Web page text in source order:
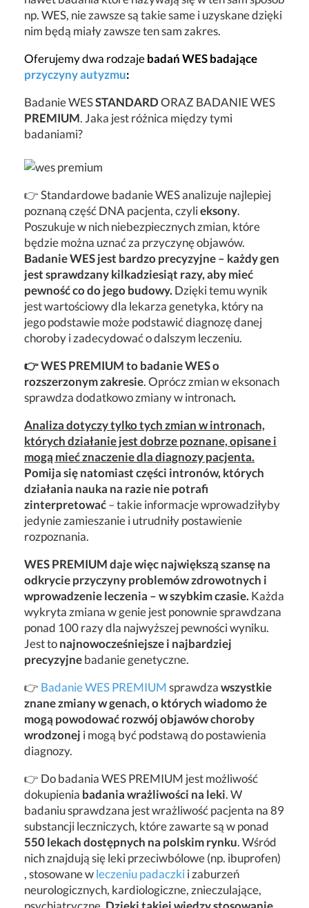
np. WES, nie zawsze są takie same i uzyskane dzięki
nim będą miały zawsze ten sam zakres.
Oferujemy dwa rodzajebadań WES badające
przyczyny autyzmu:
Badanie WESSTANDARDORAZ BADANIE WES
PREMIUM. Jaka jest różnica między tymi
badaniami?
👉 Standardowe badanie WES analizuje najlepiej
poznaną część DNA pacjenta, czylieksony.
Poszukuje w nich niebezpiecznych zmian, które
będzie można uznać za przyczynę objawów.
Badanie WES jest bardzo precyzyjne – każdy gen
jest sprawdzany kilkadziesiąt razy, aby mieć
pewność co do jego budowy. Dzięki temu wynik
jest wartościowy dla lekarza genetyka, który na
jego podstawie może podstawić diagnozę danej
choroby i zadecydować o dalszym leczeniu.
👉 WES PREMIUM to badanie WES o
rozszerzonym zakresie. Oprócz zmian w eksonach
sprawdza dodatkowo zmiany w intronach.
Analiza dotyczy tylko tych zmian w intronach,
których działanie jest dobrze poznane, opisane i
mogą mieć znaczenie dla diagnozy pacjenta.
Pomija się natomiast części intronów, których
działania nauka na razie nie potrafi
zinterpretować– takie informacje wprowadziłyby
jedynie zamieszanie i utrudniły postawienie
rozpoznania.
WES PREMIUM daje więc największą szansę na
odkrycie przyczyny problemów zdrowotnych i
wprowadzenie leczenia – w szybkim czasie. Każda
wykryta zmiana w genie jest ponownie sprawdzana
ponad 100 razy dla najwyższej pewności wyniku.
Jest tonajnowocześniejsze i najbardziej
precyzyjnebadanie genetyczne.
👉 Badanie WES PREMIUMsprawdzawszystkie
znane zmiany w genach, o których wiadomo że
mogą powodować rozwój objawów choroby
wrodzonej i mogą być podstawą do postawienia
diagnozy.
👉 Do badania WES PREMIUM jest możliwość
dokupienia badania wrażliwości na leki. W
badaniu sprawdzana jest wrażliwość pacjenta na 89
substancji leczniczych, które zawarte są w ponad
550 lekach dostępnych na polskim rynku. Wśród
nich znajdują się leki przeciwbólowe (np. ibuprofen)
, stosowane wleczeniu padaczkii zaburzeń
neurologicznych, kardiologiczne, znieczulające,